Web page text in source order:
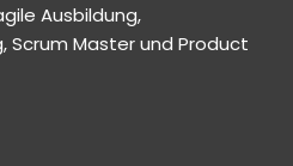
Ausbildung,
Scrum Master und Product